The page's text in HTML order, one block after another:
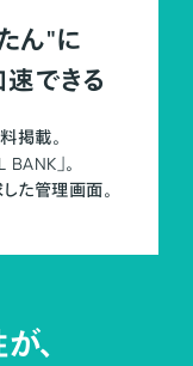
ん"に
できる
掲載。
」。
した管理画面。
、